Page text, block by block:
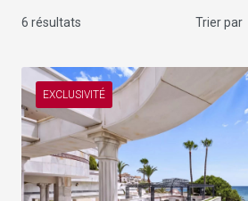
6 résultats Trier par
EXCLUSIVITÉ